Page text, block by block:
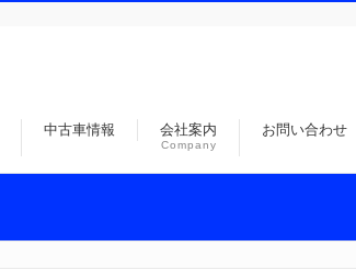
中古車情報 会社案内
Company
お問い合わせ